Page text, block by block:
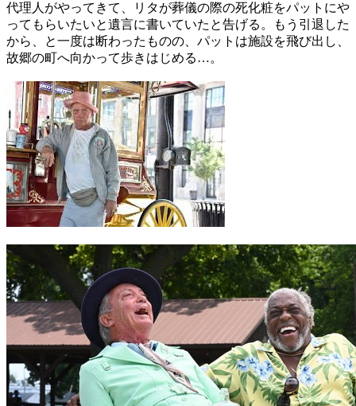
代理人がやってきて、リタが葬儀の際の死化粧をパットにや
ってもらいたいと遺言に書いていたと告げる。もう引退した
から、と一度は断わったものの、パットは施設を飛び出し、
故郷の町へ向かって歩きはじめる…。